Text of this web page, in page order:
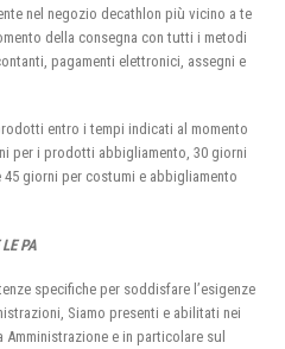
nel negozio decathlon più vicino a te
della consegna con tutti i metodi
pagamenti elettronici, assegni e
entro i tempi indicati al momento
per i prodotti abbigliamento, 30 giorni
giorni per costumi e abbigliamento
PA
specifiche per soddisfare l’esigenze
Siamo presenti e abilitati nei
e in particolare sul